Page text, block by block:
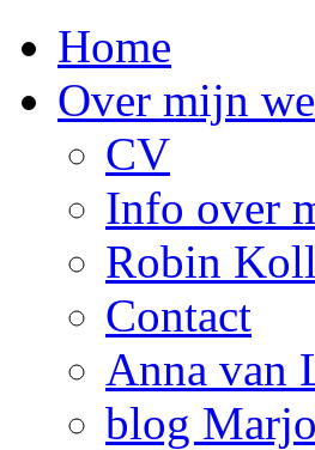
Home
Over mijn
CV
Info over
Robin
Contact
Anna van
blog